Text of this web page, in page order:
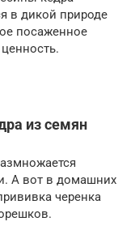
в дикой природе
посаженное
из семян
А вот в домашних
черенка